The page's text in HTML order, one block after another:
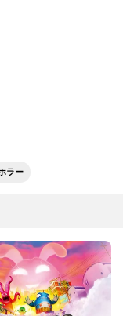
ラー